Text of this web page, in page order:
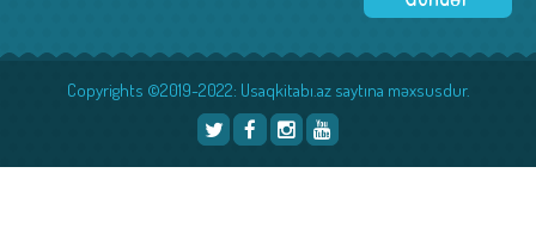
Copyrights ©2019-2022: Usaqkitabı.az saytına məxsusdur.